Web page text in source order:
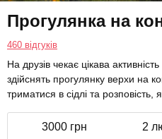
Прогулянка на
460 відгуків
На друзів чекає цікава
здійснять прогулянку верхи на
триматися в сідлі та розповість,
3000 грн 2